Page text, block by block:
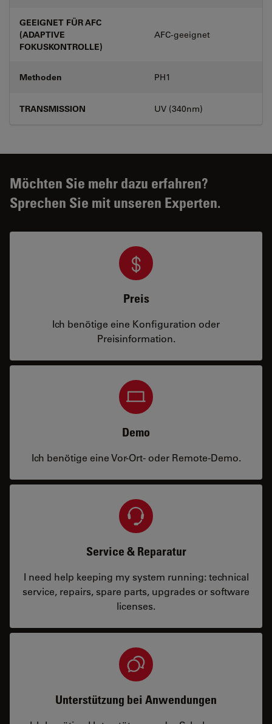
GEEIGNET FÜR AFC
(ADAPTIVE
FOKUSKONTROLLE)
AFC-geeignet
Methoden PH1
TRANSMISSION UV (340nm)
Möchten Sie mehr dazu erfahren?
Sprechen Sie mit unseren Experten.
Preis
Ich benötige eine Konfiguration oder
Preisinformation.
Demo
Ich benötige eine Vor-Ort- oder Remote-Demo.
Service & Reparatur
I need help keeping my system running: technical
service, repairs, spare parts, upgrades or software
licenses.
Unterstützung bei Anwendungen